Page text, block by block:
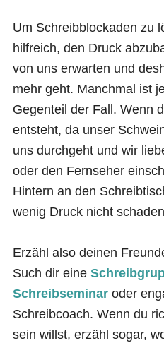
Um Schreibblockaden zu
hilfreich, den Druck
von uns erwarten und
mehr geht. Manchmal ist
Gegenteil der Fall. Wenn
entsteht, da unser
uns durchgeht und wir
oder den Fernseher
Hintern an den
wenig Druck nicht
Erzähl also deinen
Such dir eine
Schreibseminaroder
Schreibcoach. Wenn du
sein willst, erzähl sogar,